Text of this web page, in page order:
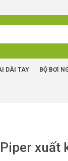
DÀI TAY BỘ BƠI
xuất